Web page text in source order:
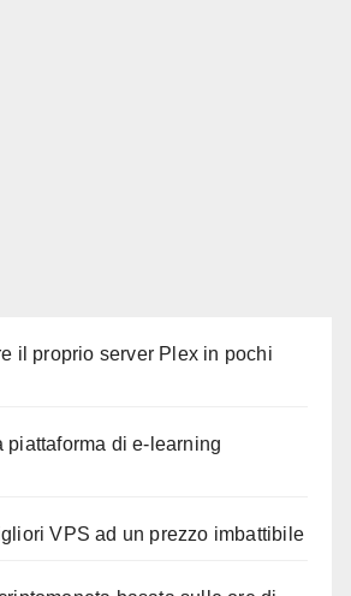
il proprio server Plex in pochi
piattaforma di e-learning
VPS ad un prezzo imbattibile